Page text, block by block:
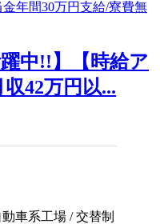
躍中!!】【時給ア
42万円以...
車系工場 / 交替制